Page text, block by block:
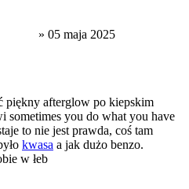
» 05 maja 2025
piękny afterglow po kiepskim
sometimes you do what you have
to nie jest prawda, coś tam
kwasa a jak dużo benzo.
w łeb